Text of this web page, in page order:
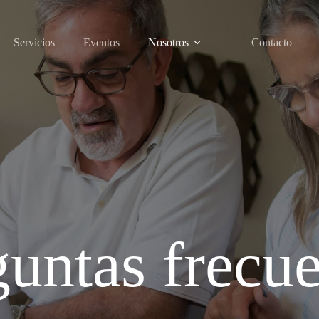
Servicios Eventos Nosotros Contacto